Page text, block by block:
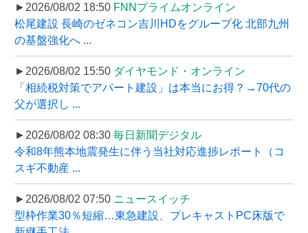
►2026/08/02 18:50 FNNプライムオンライン
松尾建設 長崎のゼネコン吉川HDをグループ化 北部九州
の基盤強化へ ...
►2026/08/02 15:50 ダイヤモンド・オンライン
「相続税対策でアパート建設」は本当にお得？→70代の
父が選択し ...
►2026/08/02 08:30 毎日新聞デジタル
令和8年熊本地震発生に伴う当社対応進捗レポート（コ
スギ不動産 ...
►2026/08/02 07:50 ニュースイッチ
型枠作業30％短縮…東急建設、プレキャストPC床版で